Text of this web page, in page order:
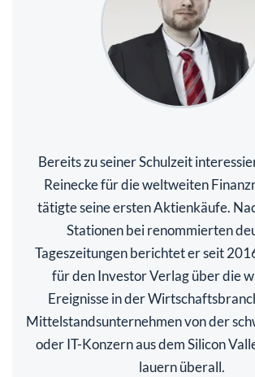
Bereits zu seiner Schulzeit
Reinecke für die weltweiten
tätigte seine ersten Aktienkäufe.
Stationen bei renommierten
Tageszeitungen berichtet er seit
für den Investor Verlag über die
Ereignisse in der
Mittelstandsunternehmen von der
oder IT-Konzern aus dem Silicon
lauern überall.